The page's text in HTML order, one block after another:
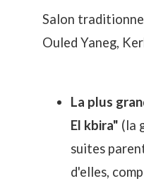
Salon
Ouled Yaneg,
La plus
El kbira" (la
suites
d'elles,